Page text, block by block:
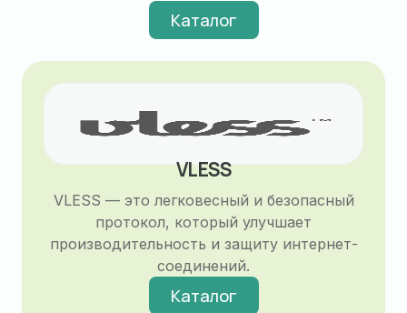
Каталог
VLESS
VLESS — это легковесный и безопасный
протокол, который улучшает
производительность и защиту интернет-
соединений.
Каталог